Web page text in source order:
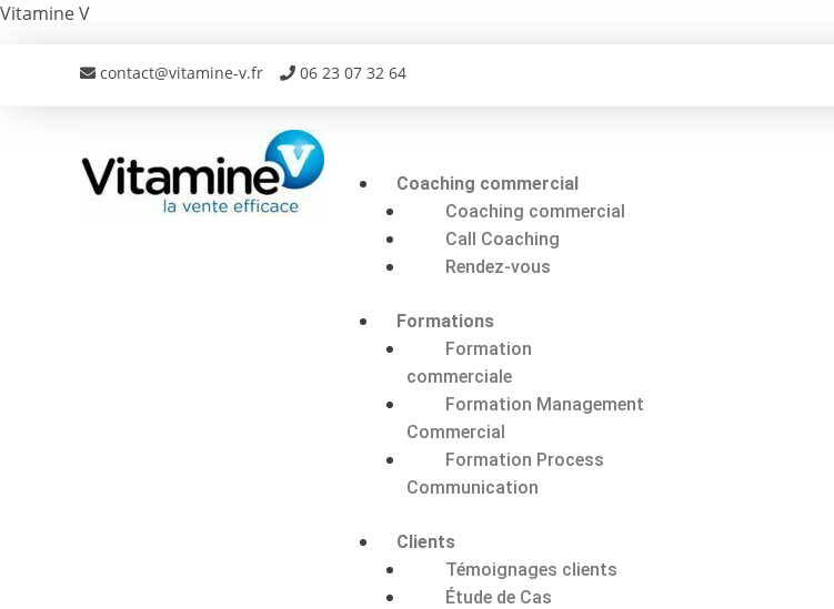
Vitamine V
contact@vitamine-v.fr 06 23 07 32 64
Coaching commercial
Coaching commercial
Call Coaching
Rendez-vous
Formations
Formation
commerciale
Formation Management
Commercial
Formation Process
Communication
Clients
Témoignages clients
Étude de Cas